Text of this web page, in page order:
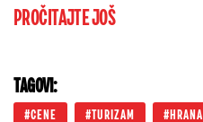
PROČITAJTE JOŠ
TAGOVI:
CENE TURIZAM HRANA